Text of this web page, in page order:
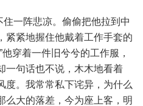
一阵悲凉。偷偷把他拉到中
紧紧地握住他戴着工作手套的
穿着一件旧兮兮的工作服，
一句话也不说，木木地看着
度。我常常私下诧异，为什么
么大的落差，今为座上客，明